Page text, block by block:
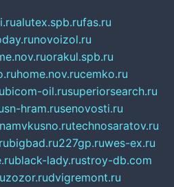
alutex.spb.rufas.ru
novoizol.ru
orakul.spb.ru
home.nov.rucemko.ru
bicom-oil.rusuperiorsearch.ru
sn-hram.rusenovosti.ru
technosaratov.ru
bigbad.ru227gp.ruwes-ex.ru
black-lady.rustroy-db.com
zozor.rudvigremont.ru